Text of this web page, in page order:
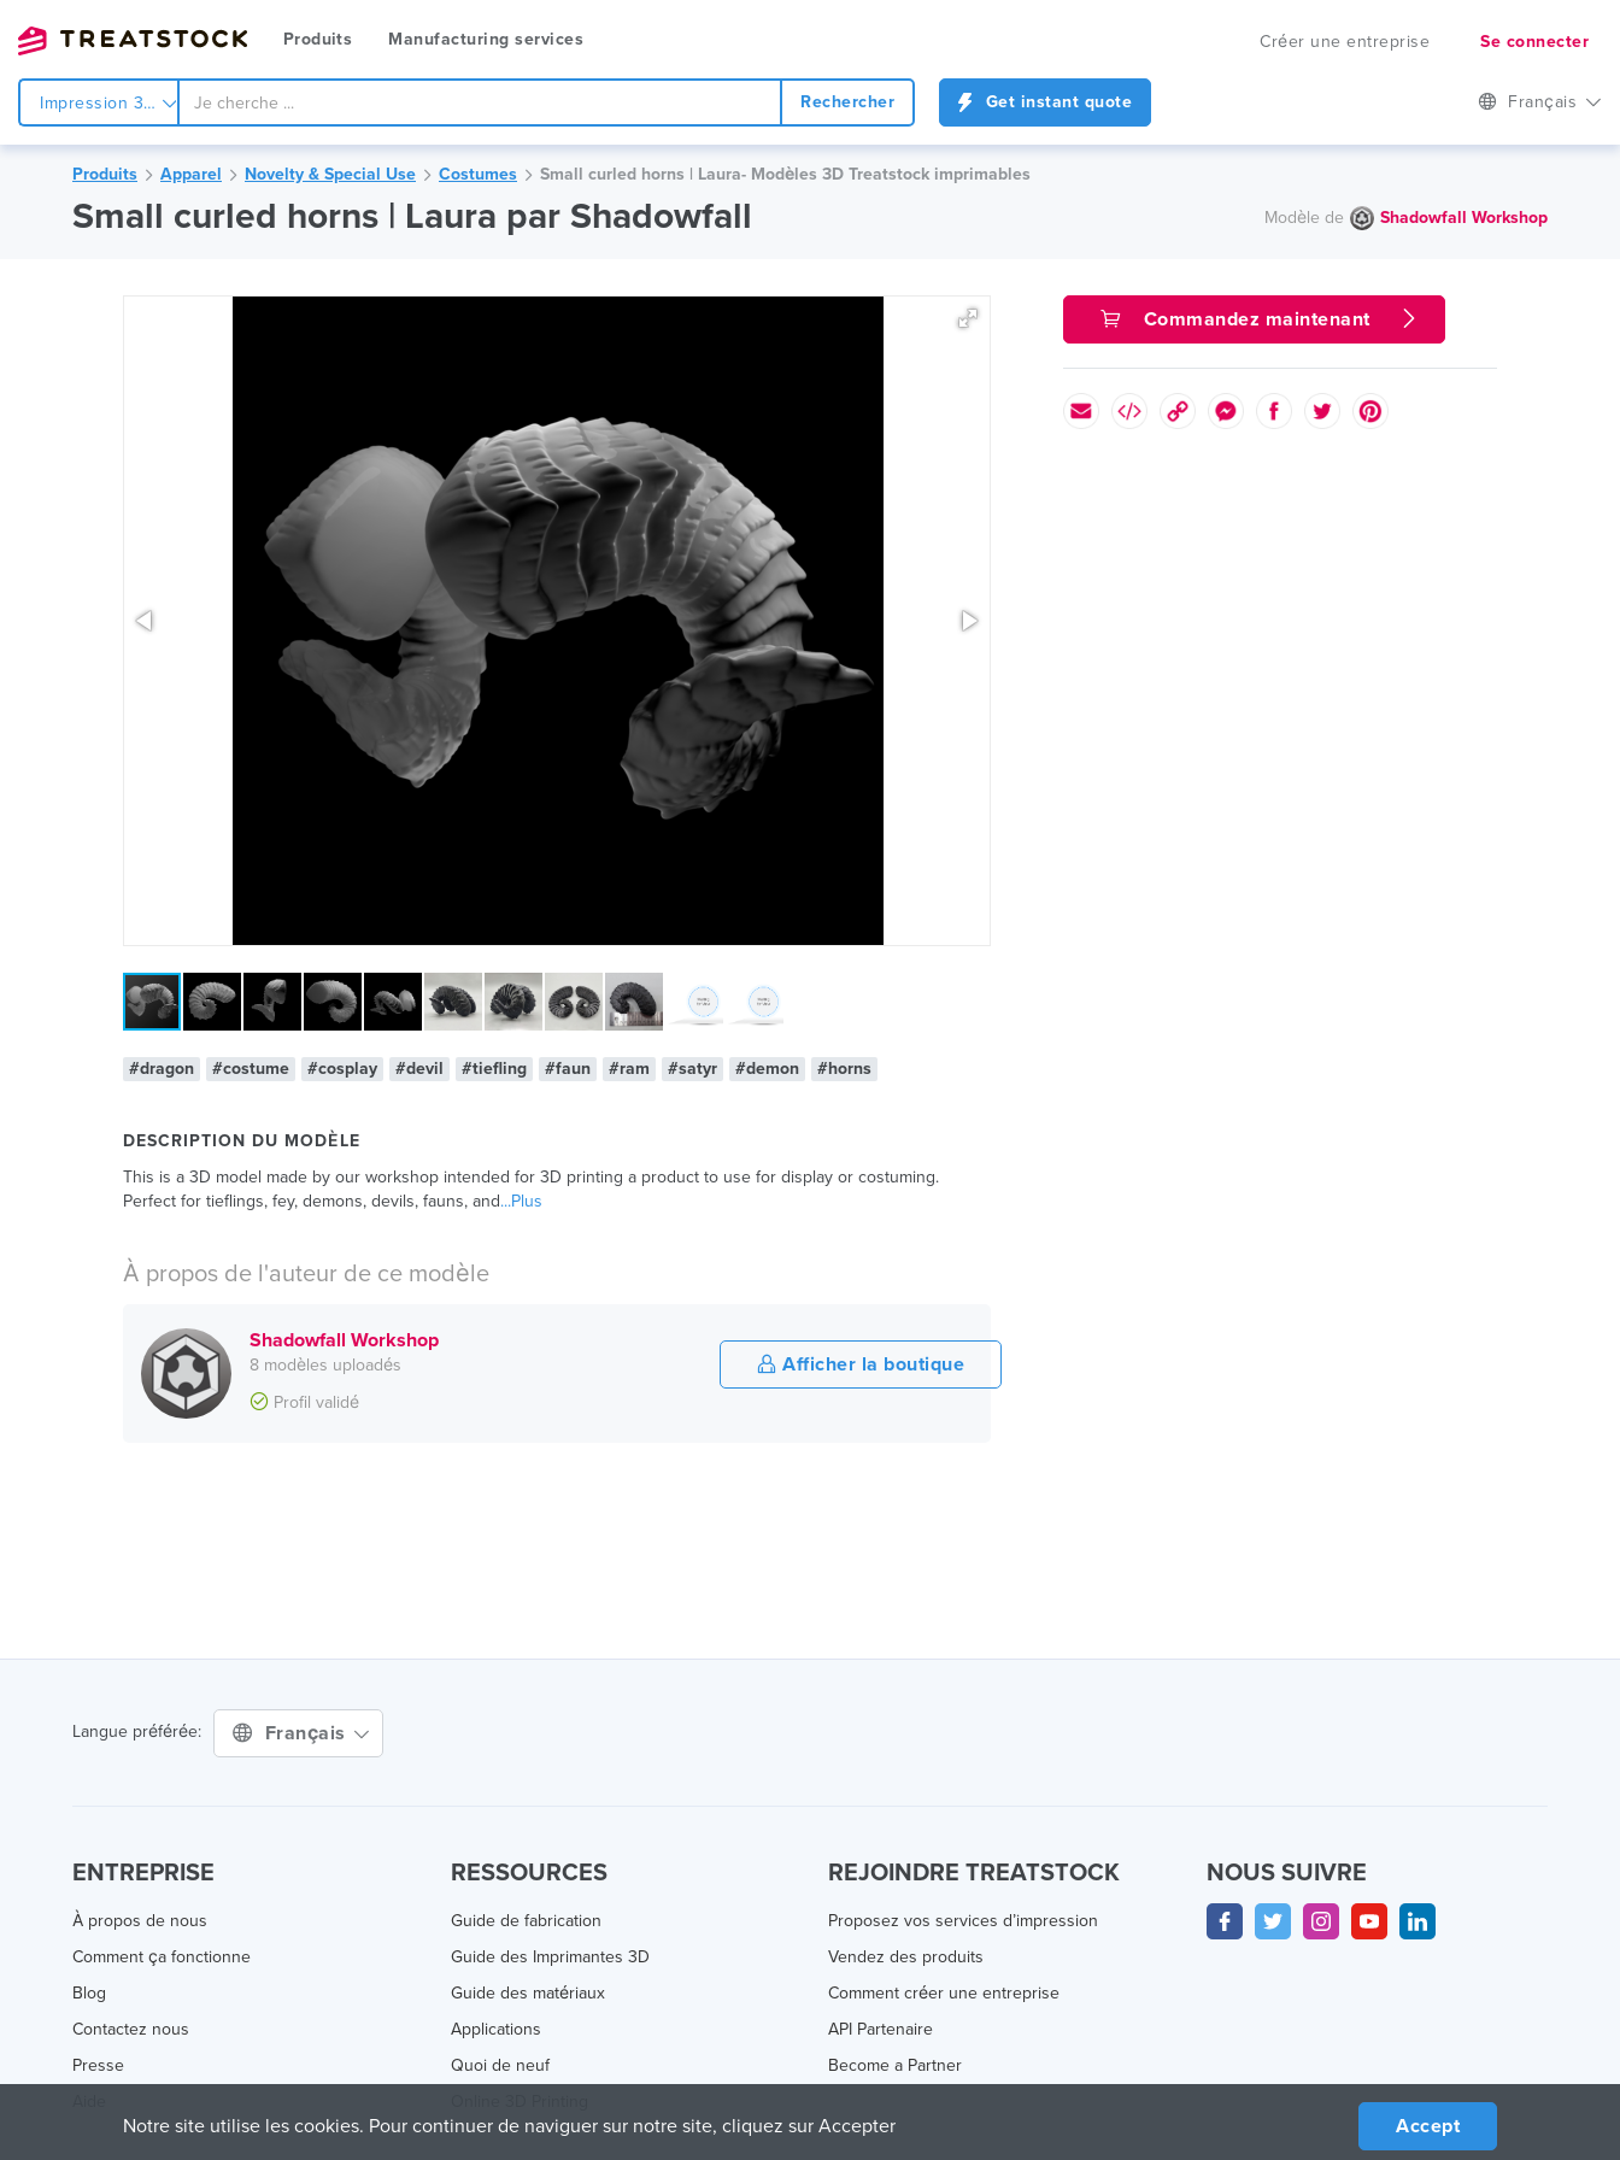
Produits Manufacturing services Créer une entreprise Se connecter
Impression 3d Rechercher Get instant quote Français
Produits Apparel Novelty & Special Use Costumes Small curled horns | Laura- Modèles 3D Treatstock imprimables
Small curled horns | Laura par Shadowfall Modèle de Shadowfall Workshop
#dragon #costume #cosplay #devil #tiefling #faun #ram #satyr #demon #horns
Commandez maintenant
DESCRIPTION DU MODÈLE
This is a 3D model made by our workshop intended for 3D printing a product to use for display or costuming.
Perfect for tieflings, fey, demons, devils, fauns, and...Plus
À propos de l'auteur de ce modèle
Shadowfall Workshop
8 modèles uploadés
Profil validé
Afficher la boutique
Langue préférée: Français
ENTREPRISE
À propos de nous
Comment ça fonctionne
Blog
Contactez nous
Presse
RESSOURCES
Guide de fabrication
Guide des Imprimantes 3D
Guide des matériaux
Applications
Quoi de neuf
REJOINDRE TREATSTOCK
Proposez vos services d’impression
Vendez des produits
Comment créer une entreprise
API Partenaire
Become a Partner
NOUS SUIVRE
Notre site utilise les cookies. Pour continuer de naviguer sur notre site, cliquez sur Accepter Accept